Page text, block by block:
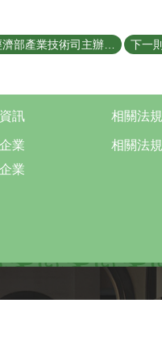
上一則:【活動】轉知經濟部產業技術司主辦「智慧創新大賞」競賽資訊，即日起受理報名至115年3月16日(一)下午5時截止，歡迎有興趣者踴躍參加！
訊
業
業
相關法規
相關法規